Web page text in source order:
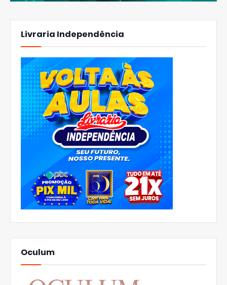
Livraria Independência
Oculum